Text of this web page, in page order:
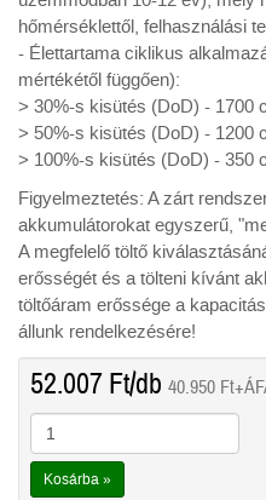
hőmérséklettől, felhasználási
- Élettartama ciklikus
mértékétől függően):
> 30%-s kisütés (DoD) - 1700
> 50%-s kisütés (DoD) - 1200
> 100%-s kisütés (DoD) - 350
Figyelmeztetés: A zárt
akkumulátorokat egyszerű,
A megfelelő töltő
erősségét és a tölteni kívánt
töltőáram erőssége a
állunk rendelkezésére!
52.007Ft/db 40.950 Ft
Kosárba »